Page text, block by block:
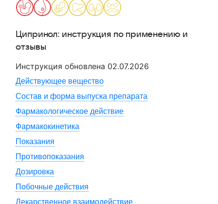
Ципринол: инструкция по применению и
отзывы
Инструкция обновлена 02.07.2026
Действующее вещество
Состав и форма выпуска препарата
Фармакологическое действие
Фармакокинетика
Показания
Противопоказания
Дозировка
Побочные действия
Лекарственное взаимодействие